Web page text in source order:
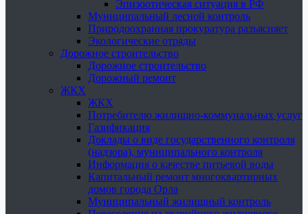
Эпизоотическая ситуация в РФ
Муниципальный лесной контроль
Природоохранная прокуратура разъясняет
Экологические отряды
Дорожное строительство
Дорожное строительство
Дорожный ремонт
ЖКХ
ЖКХ
Потребителю жилищно-коммунальных услуг
Газификация
Доклады о виде государственного контроля
(надзора), муниципального контроля
Информация о качестве питьевой воды
Капитальный ремонт многоквартирных
домов города Орла
Муниципальный жилищный контроль